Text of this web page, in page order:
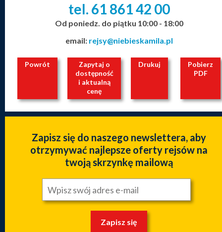
tel. 61 86142 00
Od poniedz. do piątku 10:00 - 18:00
email: rejsy@niebieskamila.pl
Powrót
Zapytaj o
dostępność
i aktualną
cenę
Drukuj
Pobierz
PDF
Zapisz się do naszego newslettera, aby
otrzymywać najlepsze oferty rejsów na
twoją skrzynkę mailową
Zapisz się